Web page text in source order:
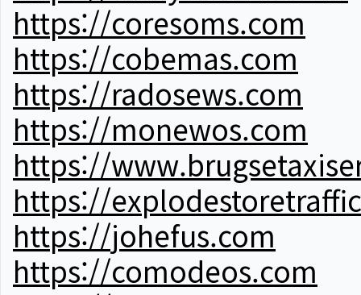
https://coresoms.com
https://cobemas.com
https://radosews.com
https://monewos.com
https://
https://
https://johefus.com
https://comodeos.com